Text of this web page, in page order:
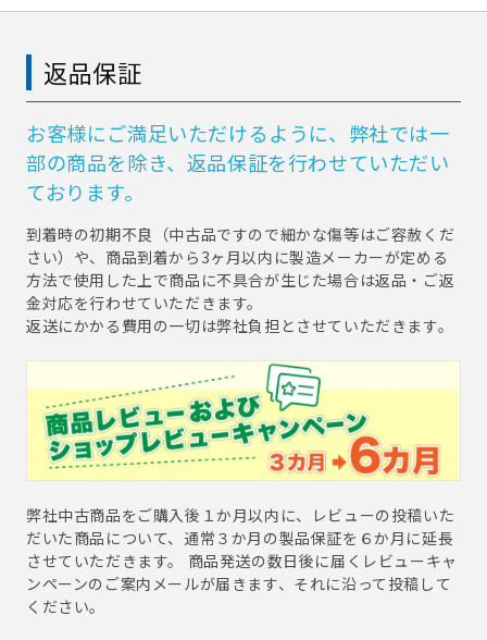
返品保証
お客様にご満足いただけるように、弊社では一
部の商品を除き、返品保証を行わせていただい
ております。
到着時の初期不良（中古品ですので細かな傷等はご容赦くだ
さい）や、商品到着から3ヶ月以内に製造メーカーが定める
方法で使用した上で商品に不具合が生じた場合は返品・ご返
金対応を行わせていただきます。
返送にかかる費用の一切は弊社負担とさせていただきます。
弊社中古商品をご購入後１か月以内に、レビューの投稿いた
だいた商品について、通常３か月の製品保証を６か月に延長
させていただきます。 商品発送の数日後に届くレビューキャ
ンペーンのご案内メールが届きます、それに沿って投稿して
ください。